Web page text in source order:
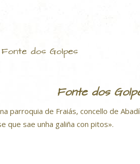
Fonte dos Golpes
Fonte dos
parroquia de Fraiás, concello de
que sae unha galiña con pitos».